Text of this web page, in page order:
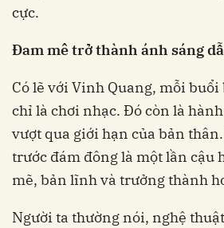
cực.
Đam mê trở thành ánh sáng
Có lẽ với Vinh Quang, mỗi
chỉ là chơi nhạc. Đó còn là
vượt qua giới hạn của bản
trước đám đông là một lần cậu
mẽ, bản lĩnh và trưởng thành
Người ta thường nói, nghệ